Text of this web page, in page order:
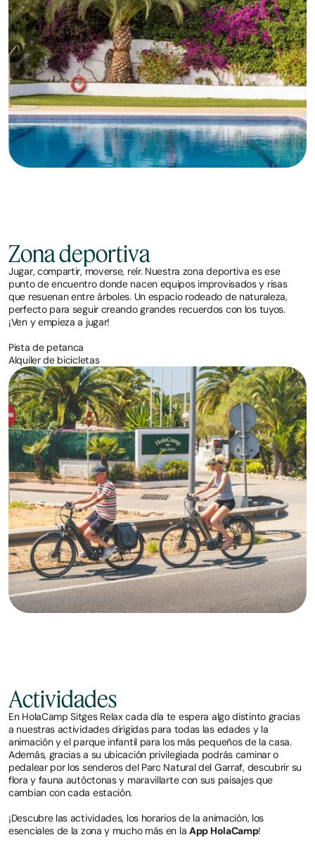
Zona deportiva
Jugar, compartir, moverse, reír. Nuestra zona deportiva es ese
punto de encuentro donde nacen equipos improvisados y risas
que resuenan entre árboles. Un espacio rodeado de naturaleza,
perfecto para seguir creando grandes recuerdos con los tuyos.
¡Ven y empieza a jugar!
Pista de petanca
Alquiler de bicicletas
Actividades
En HolaCamp Sitges Relax cada día te espera algo distinto gracias
a nuestras actividades dirigidas para todas las edades y la
animación y el parque infantil para los más pequeños de la casa.
Además, gracias a su ubicación privilegiada podrás caminar o
pedalear por los senderos del Parc Natural del Garraf, descubrir su
flora y fauna autóctonas y maravillarte con sus paisajes que
cambian con cada estación.
¡Descubre las actividades, los horarios de la animación, los
esenciales de la zona y mucho más en la App HolaCamp!